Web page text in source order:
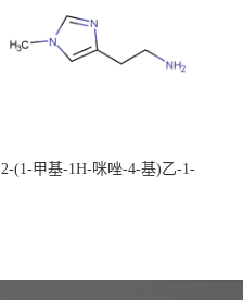
2-(1-甲基-1H-咪唑-4-基)乙-1-